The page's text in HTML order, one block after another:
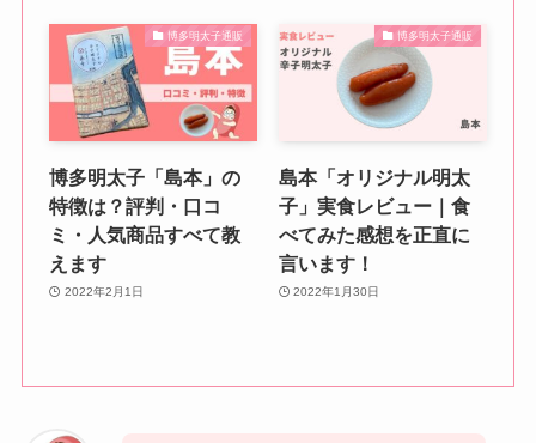
博多明太子通販
博多明太子「島本」の
特徴は？評判・口コ
ミ・人気商品すべて教
えます
2022年2月1日
博多明太子通販
島本「オリジナル明太
子」実食レビュー｜食
べてみた感想を正直に
言います！
2022年1月30日